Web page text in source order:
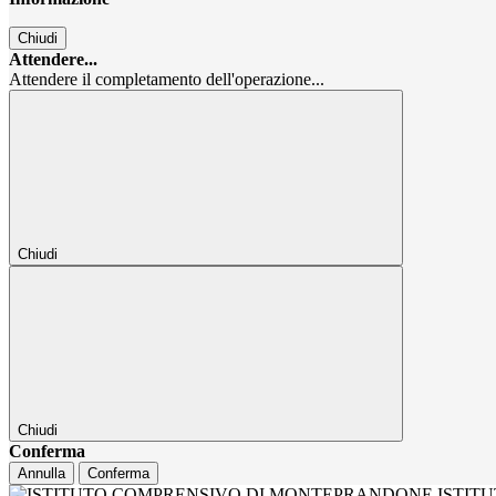
Chiudi
Attendere...
Attendere il completamento dell'operazione...
Chiudi
Chiudi
Conferma
Annulla Conferma